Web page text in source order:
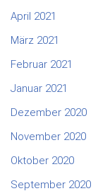
April 2021
März 2021
Februar 2021
Januar 2021
Dezember 2020
November 2020
Oktober 2020
September 2020